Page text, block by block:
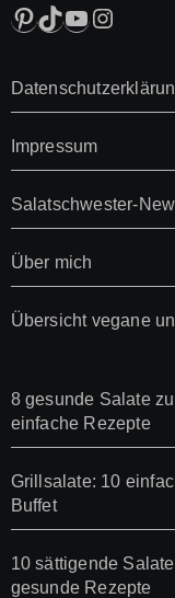
Pinterest
TikTok
YouTube
Impressum
Salatschwester-
Über mich
Übersicht vegane
8 gesunde Salate
einfache Rezepte
Grillsalate: 10
Buffet
10 sättigende
gesunde Rezepte